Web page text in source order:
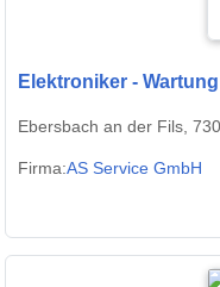
Elektroniker -
Ebersbach an der Fils,
Firma:AS Service GmbH